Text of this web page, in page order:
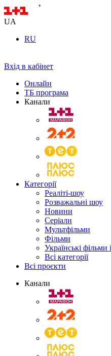
UA
RU
Вхід в кабінет
Онлайн
ТБ програма
Канали
Категорії
Реаліті-шоу
Розважальні шоу
Новини
Серіали
Мультфільми
Фільми
Українські фільми
Всі категорії
Всі проєкти
Канали